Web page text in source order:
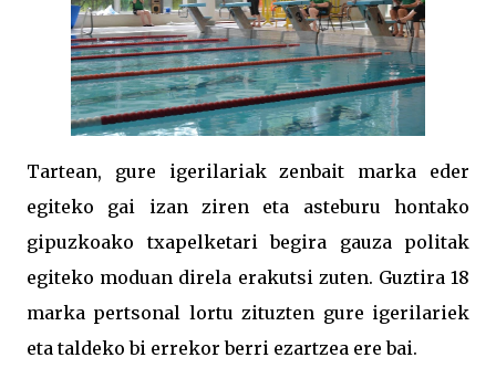
Tartean, gure igerilariak zenbait marka eder
egiteko gai izan ziren eta asteburu hontako
gipuzkoako txapelketari begira gauza politak
egiteko moduan direla erakutsi zuten. Guztira 18
marka pertsonal lortu zituzten gure igerilariek
eta taldeko bi errekor berri ezartzea ere bai.